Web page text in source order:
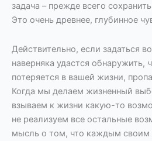
задача – прежде всего
Это очень древнее, глубинное
Действительно, если задаться
наверняка удастся обнаружить,
потеряется в вашей жизни,
Когда мы делаем жизненный
взываем к жизни какую-то
не реализуем все остальные
мысль о том, что каждым своим